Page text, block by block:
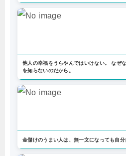
他人の幸福をうらやんではいけない。 なぜ
を知らないのだから。
金儲けのうまい人は、無一文になっても自分